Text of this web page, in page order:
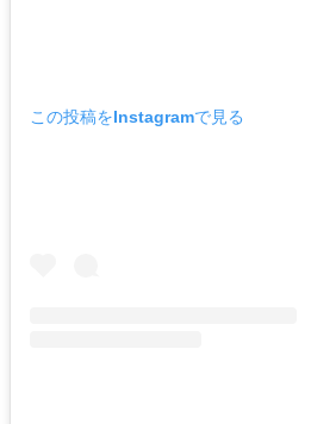
この投稿をInstagramで見る